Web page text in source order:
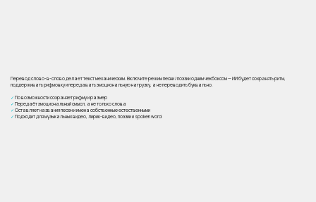
Перевод слово-в-слово делает текст механическим. Включите режим песни / поэзии одним чекбоксом — ИИ будет сохранять ритм,
поддерживать рифмовку и передавать эмоциональную нагрузку, а не переводить буквально.
✓По возможности сохраняет рифму и размер
✓Передаёт эмоциональный смысл, а не только слова
✓Оставляет названия песен и имена собственные естественными
✓Подходит для музыкальных видео, лирик-видео, поэзии и spoken word